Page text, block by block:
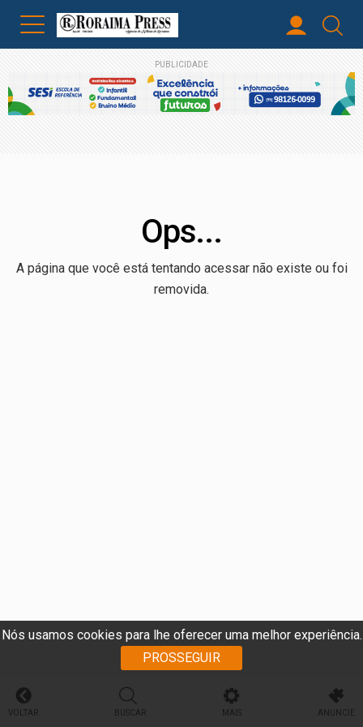
Nós usamos cookies para lhe oferecer uma melhor experiência.
PROSSEGUIR
PUBLICIDADE
Ops...
A página que você está tentando acessar não existe ou foi
removida.
VOLTAR BUSCAR MAIS ANUNCIE